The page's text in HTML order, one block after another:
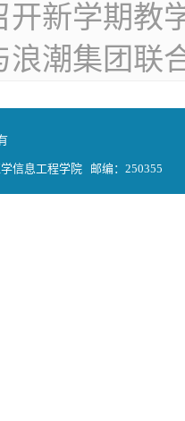
开新学期教
浪潮集团联
信息工程学院 邮编：250355